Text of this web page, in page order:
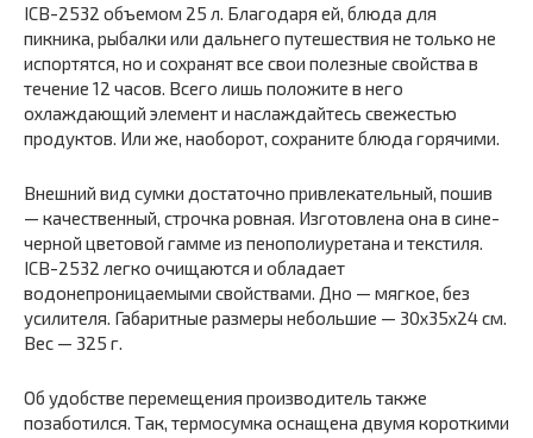
ICB-2532 объемом 25 л. Благодаря ей, блюда для
пикника, рыбалки или дальнего путешествия не только не
испортятся, но и сохранят все свои полезные свойства в
течение 12 часов. Всего лишь положите в него
охлаждающий элемент и наслаждайтесь свежестью
продуктов. Или же, наоборот, сохраните блюда горячими.
Внешний вид сумки достаточно привлекательный, пошив
— качественный, строчка ровная. Изготовлена она в сине-
черной цветовой гамме из пенополиуретана и текстиля.
ICB-2532 легко очищаются и обладает
водонепроницаемыми свойствами. Дно — мягкое, без
усилителя. Габаритные размеры небольшие — 30х35х24 см.
Вес — 325 г.
Об удобстве перемещения производитель также
позаботился. Так, термосумка оснащена двумя короткими